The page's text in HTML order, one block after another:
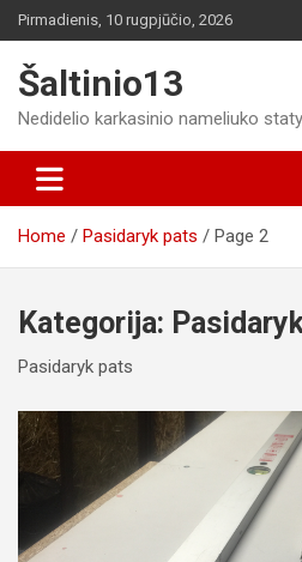
Skip
to
content
Pirmadienis, 10 rugpjūčio, 2026
Šaltinio13
Nedidelio karkasinio nameliuko
Home Pasidaryk pats Page 2
Kategorija:
Pasidaryk pats